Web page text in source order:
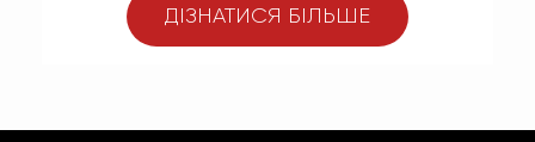
ДІЗНАТИСЯ БІЛЬШЕ